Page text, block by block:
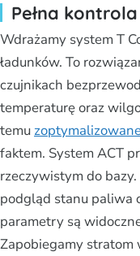
Pełna
Wdrażamy system T
ładunków. To
czujnikach
temperaturę oraz
temu
faktem. System ACT
rzeczywistym do
podgląd stanu paliwa
parametry są
Zapobiegamy stratom